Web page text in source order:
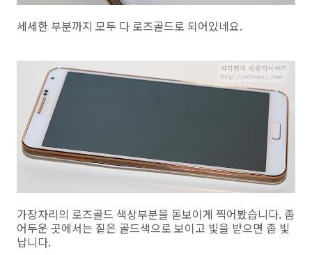
세세한 부분까지 모두 다 로즈골드로 되어있네요.
가장자리의 로즈골드 색상부분을 돋보이게 찍어봤습니다. 좀
어두운 곳에서는 짙은 골드색으로 보이고 빛을 받으면 좀 빛
납니다.